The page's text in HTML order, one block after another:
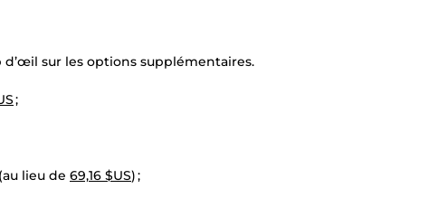
d’œil sur les options supplémentaires.
;
(au lieu de 69,16 $US) ;